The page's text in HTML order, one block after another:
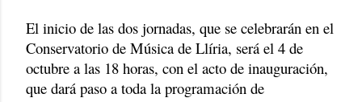
El inicio de las dos jornadas, que se celebrarán en el
Conservatorio de Música de Llíria, será el 4 de
octubre a las 18 horas, con el acto de inauguración,
que dará paso a toda la programación de